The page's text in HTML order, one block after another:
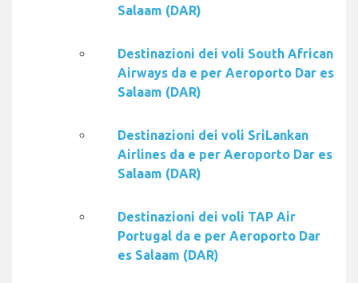
Salaam (DAR)
Destinazioni dei voli South African
Airways da e per Aeroporto Dar es
Salaam (DAR)
Destinazioni dei voli SriLankan
Airlines da e per Aeroporto Dar es
Salaam (DAR)
Destinazioni dei voli TAP Air
Portugal da e per Aeroporto Dar
es Salaam (DAR)